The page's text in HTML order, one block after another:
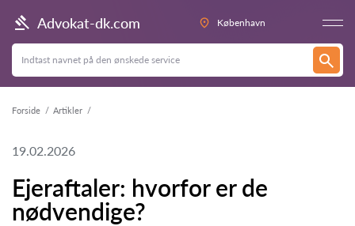
Advokat-dk.com København
Forside Artikler
19.02.2026
Ejeraftaler: hvorfor er de
nødvendige?